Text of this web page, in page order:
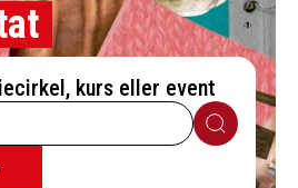
kurs eller event
Sök